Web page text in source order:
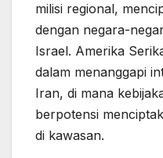
milisi regional,
dengan negara-
Israel. Amerika
dalam menanggapi
Iran, di mana
berpotensi
di kawasan.